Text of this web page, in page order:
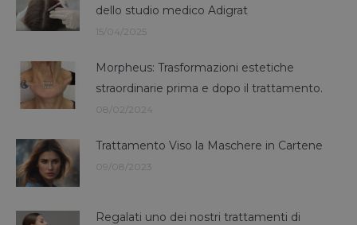
dello studio medico Adigrat
15/04/2025
Morpheus: Trasformazioni estetiche
straordinarie prima e dopo il trattamento.
08/02/2024
Trattamento Viso la Maschere in Cartene
09/08/2023
Regalati uno dei nostri trattamenti di